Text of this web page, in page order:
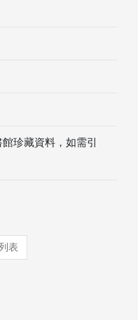
珍藏資料，如需引
表